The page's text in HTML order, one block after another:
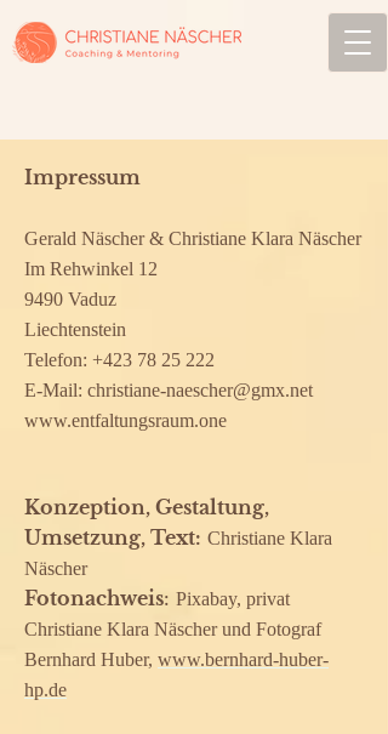
Impressum
Gerald Näscher & Christiane Klara Näscher
Im Rehwinkel 12
9490 Vaduz
Liechtenstein
Telefon: +423 78 25 222
E-Mail: christiane-naescher@gmx.net
www.entfaltungsraum.one
Konzeption, Gestaltung,
Umsetzung, Text: Christiane Klara
Näscher
Fotonachweis: Pixabay, privat
Christiane Klara Näscher und Fotograf
Bernhard Huber, www.bernhard-huber-
hp.de